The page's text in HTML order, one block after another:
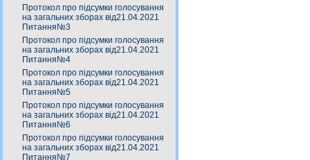
Протокол про підсумки голосування
на загальних зборах від21.04.2021
Питання№3
Протокол про підсумки голосування
на загальних зборах від21.04.2021
Питання№4
Протокол про підсумки голосування
на загальних зборах від21.04.2021
Питання№5
Протокол про підсумки голосування
на загальних зборах від21.04.2021
Питання№6
Протокол про підсумки голосування
на загальних зборах від21.04.2021
Питання№7